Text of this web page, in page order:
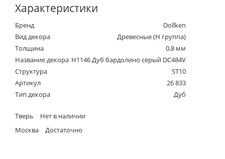
Характеристики
Бренд
Dollken
Вид декора
Древесные (Н группа)
Толщина
0,8 мм
Название декора H1146 Дуб бардолино серый DC484V
Структура
ST10
Артикул
26 833
Тип декора
Дуб
Тверь
Нет в наличии
Москва
Достаточно